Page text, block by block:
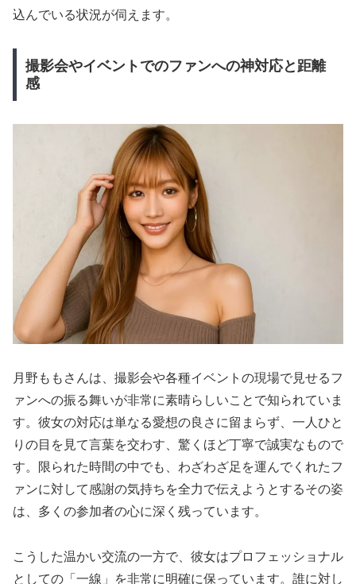
込んでいる状況が伺えます。
撮影会やイベントでのファンへの神対応と距離
感
月野ももさんは、撮影会や各種イベントの現場で見せるフ
ァンへの振る舞いが非常に素晴らしいことで知られていま
す。彼女の対応は単なる愛想の良さに留まらず、一人ひと
りの目を見て言葉を交わす、驚くほど丁寧で誠実なもので
す。限られた時間の中でも、わざわざ足を運んでくれたフ
ァンに対して感謝の気持ちを全力で伝えようとするその姿
は、多くの参加者の心に深く残っています。
こうした温かい交流の一方で、彼女はプロフェッショナル
としての「一線」を非常に明確に保っています。誰に対し